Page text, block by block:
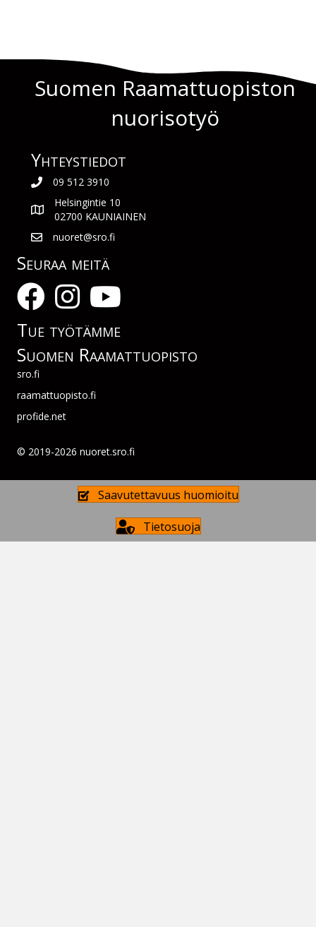
Suomen Raamattuopiston
nuorisotyö
Yhteys­tiedot
09 512 3910
Helsingintie 10
02700 KAUNIAINEN
nuoret@sro.fi
Seuraa meitä
Tue työtämme
Suomen Raamattuopisto
sro.fi
raamattuopisto.fi
profide.net
© 2019-2026 nuoret.sro.fi
Saavutettavuus huomioitu
Tietosuoja